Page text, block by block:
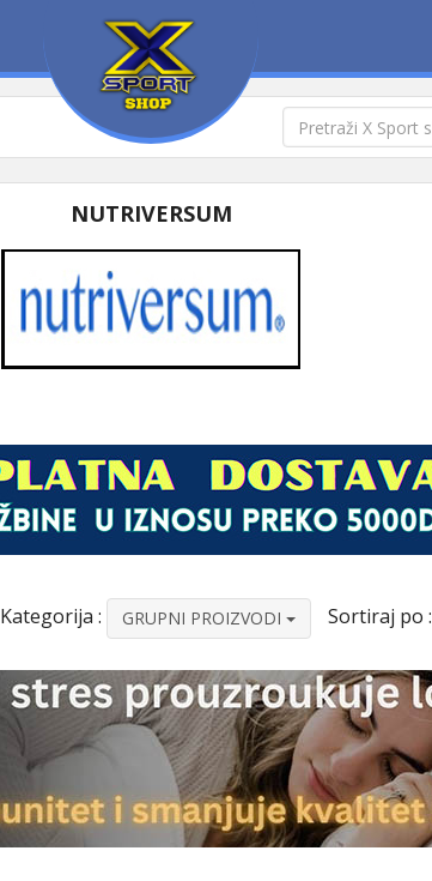
NUTRIVERSUM
Kategorija : GRUPNI PROIZVODI Sortiraj po :